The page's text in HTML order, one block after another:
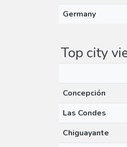
Germany
Top city
Concepción
Las Condes
Chiguayante